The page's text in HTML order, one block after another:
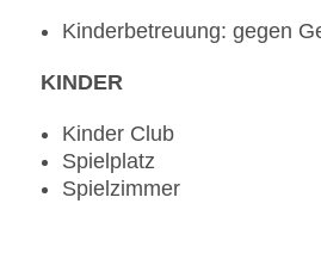
Kinderbetreuung: gegen
KINDER
Kinder Club
Spielplatz
Spielzimmer